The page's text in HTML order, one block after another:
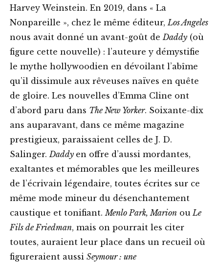
Harvey Weinstein. En 2019, dans « La
Nonpareille », chez le même éditeur, Los Angeles
nous avait donné un avant-goût de Daddy (où
figure cette nouvelle) : l’auteure y démystifie
le mythe hollywoodien en dévoilant l’abîme
qu’il dissimule aux rêveuses naïves en quête
de gloire. Les nouvelles d’Emma Cline ont
d’abord paru dans The New Yorker. Soixante-dix
ans auparavant, dans ce même magazine
prestigieux, paraissaient celles de J. D.
Salinger. Daddy en offre d’aussi mordantes,
exaltantes et mémorables que les meilleures
de l’écrivain légendaire, toutes écrites sur ce
même mode mineur du désenchantement
caustique et tonifiant. Menlo Park, Marion ou Le
Fils de Friedman, mais on pourrait les citer
toutes, auraient leur place dans un recueil où
figureraient aussi Seymour : une